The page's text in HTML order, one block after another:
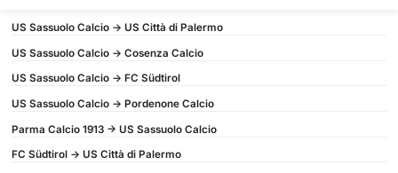
US Sassuolo Calcio -> US Città di Palermo
US Sassuolo Calcio -> Cosenza Calcio
US Sassuolo Calcio -> FC Südtirol
US Sassuolo Calcio -> Pordenone Calcio
Parma Calcio 1913 -> US Sassuolo Calcio
FC Südtirol -> US Città di Palermo